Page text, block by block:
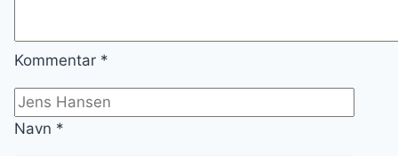
Kommentar *
Navn *